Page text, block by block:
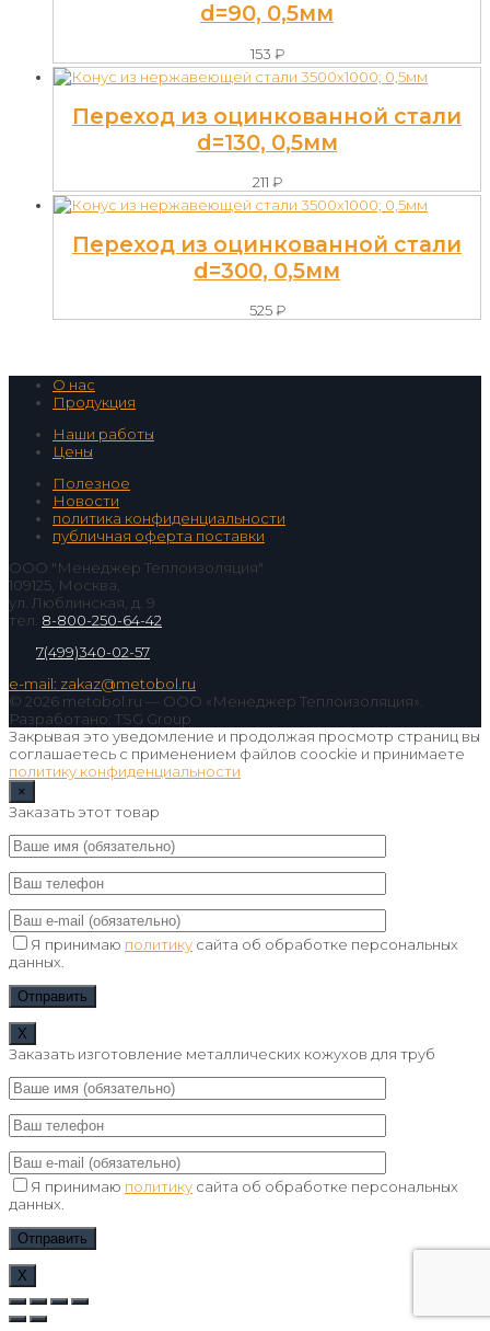
d=90, 0,5мм
153 ₽
Переход из оцинкованной стали
d=130, 0,5мм
211 ₽
Переход из оцинкованной стали
d=300, 0,5мм
525₽
О нас
Продукция
Наши работы
Цены
Полезное
Новости
политика конфиденциальности
публичная оферта поставки
ООО "Менеджер Теплоизоляция"
109125, Москва,
ул. Люблинская, д. 9
тел. 8-800-250-64-42
7(499)340-02-57
e-mail: zakaz@metobol.ru
© 2026 metobol.ru — ООО «Менеджер Теплоизоляция».
Разработано: TSG Group
Закрывая это уведомление и продолжая просмотр страниц вы
соглашаетесь с применением файлов coockie и принимаете
политику конфиденциальности
×
Заказать этот товар
Я принимаю политику сайта об обработке персональных
данных.
Х
Заказать изготовление металлических кожухов для труб
Я принимаю политику сайта об обработке персональных
данных.
Х